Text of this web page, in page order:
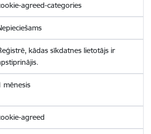
agreed-categories
kādas sīkdatnes lietotājs ir
mēnesis
agreed